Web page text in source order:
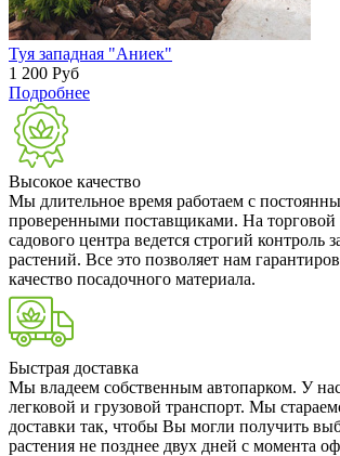
Туя западная "Аниек"
1 200 Руб
Подробнее
Высокое качество
Мы длительное время работаем с
проверенными поставщиками. На торговой
садового центра ведется строгий контроль
растений. Все это позволяет нам
качество посадочного материала.
Быстрая доставка
Мы владеем собственным автопарком. У
легковой и грузовой транспорт. Мы
доставки так, чтобы Вы могли получить
растения не позднее двух дней с момента